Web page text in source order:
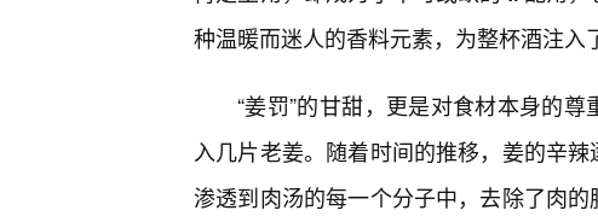
种温暖而迷人的香料元素，为整杯酒注入
“姜罚”的甘甜，更是对食材本身的
入几片老姜。随着时间的推移，姜的辛
渗透到肉汤的每一个分子中，去除了肉